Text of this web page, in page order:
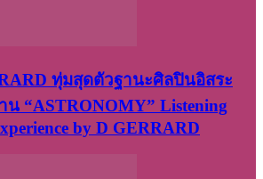
ทุ่มสุดตัวฐานะศิลปินอิสระ
น “ASTRONOMY” Listening
by D GERRARD